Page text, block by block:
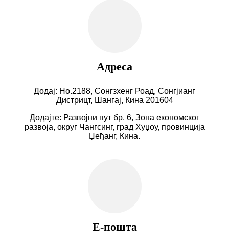
Адреса
Додај: Но.2188, Сонгзхенг Роад, Сонгјианг
Дистрицт, Шангај, Кина 201604
Додајте: Развојни пут бр. 6, Зона економског
развоја, округ Чангсинг, град Хуџоу, провинција
Џеђанг, Кина.
Е-пошта